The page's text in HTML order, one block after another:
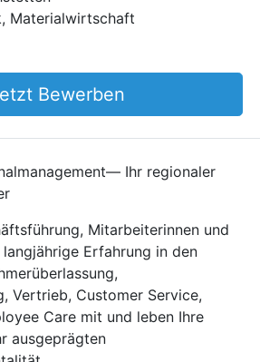
Materialwirtschaft
Bewerben
Ihr regionaler
Mitarbeiterinnen und
Erfahrung in den
Vertrieb, Customer Service,
Care mit und leben Ihre
ausgeprägten